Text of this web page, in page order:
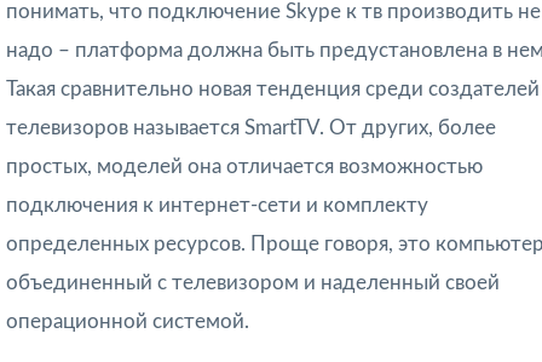
понимать, что подключение Skype к тв производить не
надо – платформа должна быть предустановлена в
Такая сравнительно новая тенденция среди создателей
телевизоров называется SmartTV. От других, более
простых, моделей она отличается возможностью
подключения к интернет-сети и комплекту
определенных ресурсов. Проще говоря, это
объединенный с телевизором и наделенный своей
операционной системой.